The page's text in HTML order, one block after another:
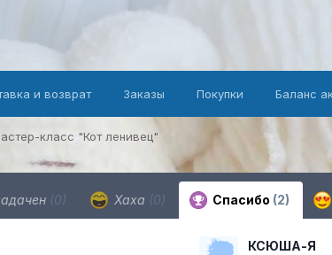
и возврат Заказы Покупки Баланс
класс "Кот ленивец"
(0) Хаха (0) Спасибо (2)
КСЮША-Я